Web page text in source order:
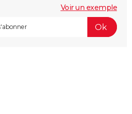
Voir un exemple